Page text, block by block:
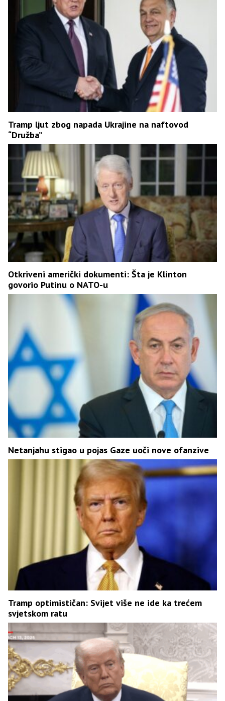
Tramp ljut zbog napada Ukrajine na naftovod
“Družba”
Otkriveni američki dokumenti: Šta je Klinton
govorio Putinu o NATO-u
Netanjahu stigao u pojas Gaze uoči nove ofanzive
Tramp optimističan: Svijet više ne ide ka trećem
svjetskom ratu